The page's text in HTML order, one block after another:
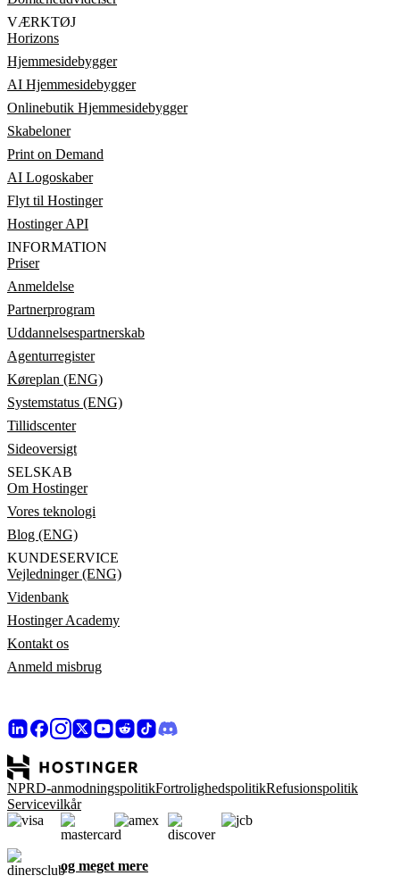
VÆRKTØJ
Horizons
Hjemmesidebygger
AI Hjemmesidebygger
Onlinebutik Hjemmesidebygger
Skabeloner
Print on Demand
AI Logoskaber
Flyt til Hostinger
Hostinger API
INFORMATION
Priser
Anmeldelse
Partnerprogram
Uddannelsespartnerskab
Agenturregister
Køreplan (ENG)
Systemstatus (ENG)
Tillidscenter
Sideoversigt
SELSKAB
Om Hostinger
Vores teknologi
Blog (ENG)
KUNDESERVICE
Vejledninger (ENG)
Videnbank
Hostinger Academy
Kontakt os
Anmeld misbrug
NPRD-anmodningspolitikFortrolighedspolitikRefusionspolitik
Servicevilkår
og meget mere